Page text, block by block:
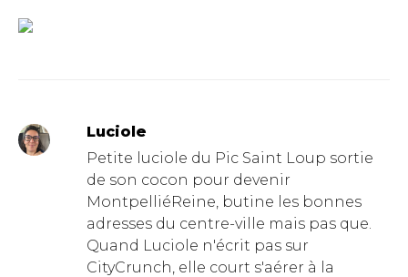
Luciole
Petite luciole du Pic Saint Loup sortie
de son cocon pour devenir
MontpelliéReine, butine les bonnes
adresses du centre-ville mais pas que.
Quand Luciole n'écrit pas sur
CityCrunch, elle court s'aérer à la